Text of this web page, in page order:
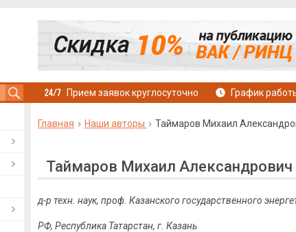
Прием заявок круглосуточно График
Главная Наши авторы Таймаров Михаил
Таймаров Михаил Александрович
д-р техн. наук, проф. Казанского государственного
РФ, Республика Татарстан, г. Казань